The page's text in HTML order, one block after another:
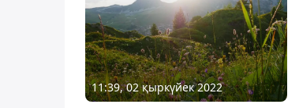
11:39, 02 қыркүйек 2022